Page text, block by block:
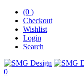
(0 )
Checkout
Wishlist
Login
Search
0